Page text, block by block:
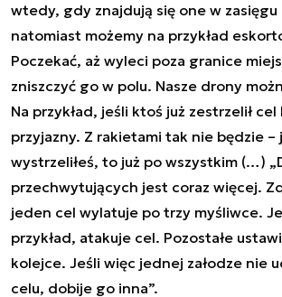
wtedy, gdy znajdują się one w zasięgu
natomiast możemy na przykład
Poczekać, aż wyleci poza granice
zniszczyć go w polu. Nasze drony
Na przykład, jeśli ktoś już zestrzelił cel
przyjazny. Z rakietami tak nie będzie –
wystrzeliłeś, to już po wszystkim (…)
przechwytujących jest coraz więcej.
jeden cel wylatuje po trzy myśliwce.
przykład, atakuje cel. Pozostałe
kolejce. Jeśli więc jednej załodze nie
celu, dobije go inna”.